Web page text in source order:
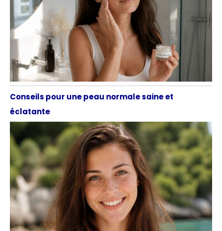
Conseils pour une peau normale saine et
éclatante